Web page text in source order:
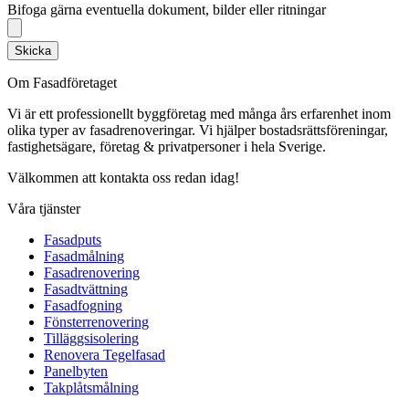
Bifoga gärna eventuella dokument, bilder eller ritningar
Skicka
Om Fasadföretaget
Vi är ett professionellt byggföretag med många års erfarenhet inom
olika typer av fasadrenoveringar. Vi hjälper bostadsrättsföreningar,
fastighetsägare, företag & privatpersoner i hela Sverige.
Välkommen att kontakta oss redan idag!
Våra tjänster
Fasadputs
Fasadmålning
Fasadrenovering
Fasadtvättning
Fasadfogning
Fönsterrenovering
Tilläggsisolering
Renovera Tegelfasad
Panelbyten
Takplåtsmålning